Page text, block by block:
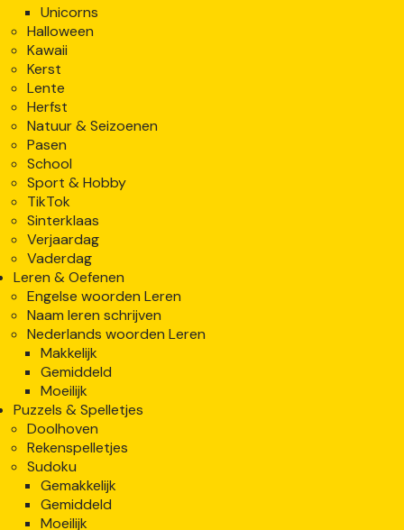
Unicorns
Halloween
Kawaii
Kerst
Lente
Herfst
Natuur & Seizoenen
Pasen
School
Sport & Hobby
TikTok
Sinterklaas
Verjaardag
Vaderdag
Leren & Oefenen
Engelse woorden Leren
Naam leren schrijven
Nederlands woorden Leren
Makkelijk
Gemiddeld
Moeilijk
Puzzels & Spelletjes
Doolhoven
Rekenspelletjes
Sudoku
Gemakkelijk
Gemiddeld
Moeilijk